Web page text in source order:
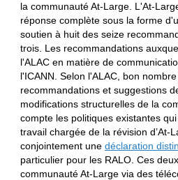
la communauté At-Large. L'At-
réponse complète sous la forme
soutien à huit des seize
trois. Les recommandations
l'ALAC en matière de
l'ICANN. Selon l'ALAC, bon
recommandations et suggestions
modifications structurelles de la
compte les politiques existantes
travail chargée de la révision d’At-
conjointement une déclaration
particulier pour les RALO. Ces
communauté At-Large via des